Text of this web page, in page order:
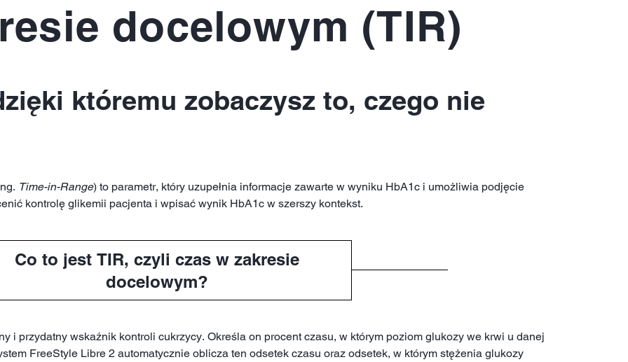
docelowym (TIR)
któremu zobaczysz to, czego nie
Time-in-Range) to parametr, który uzupełnia informacje zawarte w wyniku HbA1c i umożliwia podjęcie
kontrolę glikemii pacjenta i wpisać wynik HbA1c w szerszy kontekst.
Co to jest TIR, czyli czas w zakresie
docelowym?
i przydatny wskaźnik kontroli cukrzycy. Określa on procent czasu, w którym poziom glukozy we krwi u danej
FreeStyle Libre 2 automatycznie oblicza ten odsetek czasu oraz odsetek, w którym stężenia glukozy